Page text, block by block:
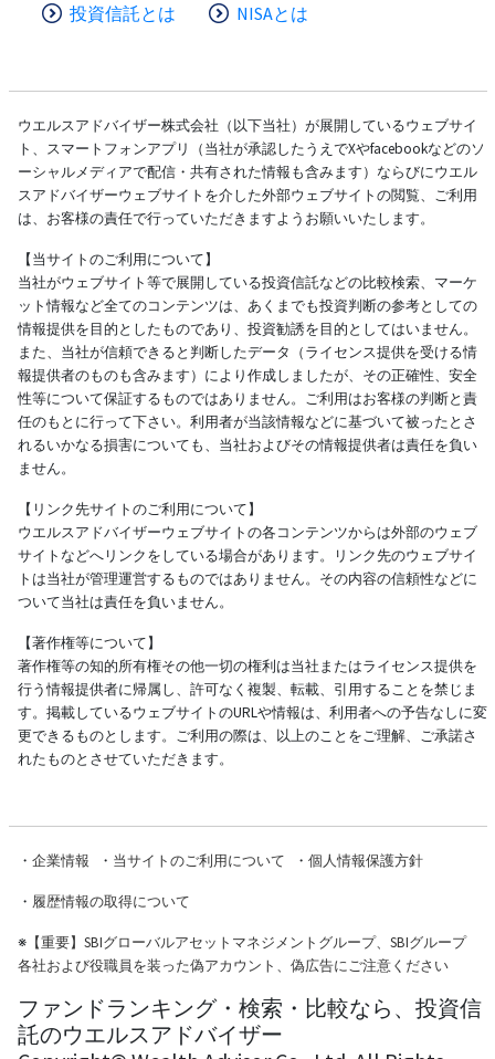
投資信託とは NISAとは
ウエルスアドバイザー株式会社（以下当社）が展開しているウェブサイ
ト、スマートフォンアプリ（当社が承認したうえでXやfacebookなどのソ
ーシャルメディアで配信・共有された情報も含みます）ならびにウエル
スアドバイザーウェブサイトを介した外部ウェブサイトの閲覧、ご利用
は、お客様の責任で行っていただきますようお願いいたします。
【当サイトのご利用について】
当社がウェブサイト等で展開している投資信託などの比較検索、マーケ
ット情報など全てのコンテンツは、あくまでも投資判断の参考としての
情報提供を目的としたものであり、投資勧誘を目的としてはいません。
また、当社が信頼できると判断したデータ（ライセンス提供を受ける情
報提供者のものも含みます）により作成しましたが、その正確性、安全
性等について保証するものではありません。ご利用はお客様の判断と責
任のもとに行って下さい。利用者が当該情報などに基づいて被ったとさ
れるいかなる損害についても、当社およびその情報提供者は責任を負い
ません。
【リンク先サイトのご利用について】
ウエルスアドバイザーウェブサイトの各コンテンツからは外部のウェブ
サイトなどへリンクをしている場合があります。リンク先のウェブサイ
トは当社が管理運営するものではありません。その内容の信頼性などに
ついて当社は責任を負いません。
【著作権等について】
著作権等の知的所有権その他一切の権利は当社またはライセンス提供を
行う情報提供者に帰属し、許可なく複製、転載、引用することを禁じま
す。掲載しているウェブサイトのURLや情報は、利用者への予告なしに変
更できるものとします。ご利用の際は、以上のことをご理解、ご承諾さ
れたものとさせていただきます。
・ 企業情報 ・ 当サイトのご利用について ・ 個人情報保護方針
・ 履歴情報の取得について
※【重要】SBIグローバルアセットマネジメントグループ、SBIグループ
各社および役職員を装った偽アカウント、偽広告にご注意ください
ファンドランキング・検索・比較なら、投資信
託のウエルスアドバイザー